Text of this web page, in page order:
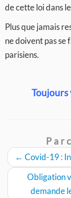
de cette loi dans
Plus que jamais
ne doivent pas se
parisiens.
Toujours
← Covid-19 :
Obligation
demande